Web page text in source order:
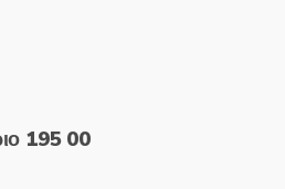
195 00